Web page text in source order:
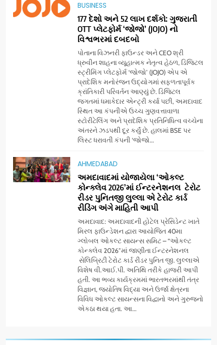
BUSINESS
177 દેશો અને 52 લાખ દર્શકો: ગુજરાતી
OTT પ્લેટફોર્મ ‘જોજો’ (JOJO) નો
વિશ્વભરમાં દબદબો
પોતાના વિઝનરી ફાઉન્ડર અને CEO શ્રી
ધ્રુવીન શાહના વ્યૂહાત્મક નેતૃત્વ હેઠળ, ડિજિટલ
સ્ટ્રીમિંગ પ્લેટફોર્મ ‘જોજો’ (JOJO) એપ એ
પ્રાદેશિક મનોરંજન ઉદ્યોગમાં સફળતાપૂર્વક
ક્રાંતિકારી પરિવર્તન આણ્યું છે. ડિજિટલ
જગતમાં ધમાકેદાર એન્ટ્રી કર્યા પછી, અમદાવાદ
સ્થિત આ કંપનીએ ઉચ્ચ ગુણવત્તાવાળા
સ્ટોરીટેલિંગ અને પ્રાદેશિક પ્રતિનિધિત્વ વચ્ચેના
અંતરને ઝડપથી દૂર કર્યું છે. હાલમાં BSE પર
લિસ્ટ ધરાવતી કંપની ‘જોજો...
AHMEDABAD
અમદાવાદમાં યોજાયેલા ‘ઓકલ્ટ
કોન્ક્લેવ 2026’માં ઈન્ટરનેશનલ ટેરોટ
રીડર પુનિતજી લુલ્લા એ ટેરોટ કાર્ડ
રીડિંગ અંગે માહિતી આપી
અમદાવાદ: અમદાવાદની હોટેલ પ્રેસિડેન્ટ ખાતે
મિરલ ફાઉન્ડેશન દ્વારા આયોજિત 40મા
ગ્લોબલ ઓકલ્ટ સાયન્સ સમિટ – “ઓકલ્ટ
કોન્ક્લેવ 2026″માં જાણીતા ઈન્ટરનેશનલ
સેલિબ્રિટી ટેરોટ કાર્ડ રીડર પુનિત જી. લુલ્લાએ
વિશેષ વી.આઈ.પી. અતિથિ તરીકે હાજરી આપી
હતી. આ ભવ્ય કાર્યક્રમમાં ભારતભરમાંથી તંત્ર
વિજ્ઞાન, જ્યોતિષ વિદ્યા અને ઉર્જા ક્ષેત્રના
વિવિધ ઓકલ્ટ સાયન્સના વિદ્વાનો અને ગુરુજનો
એકઠા થયા હતા. આ...
સેમસંગ વિશ્વ યુવા કૌશલ્ય
દિવસની ઉજવણી કરે છે, સેમસંગ
દોસ્ત કૌશલ્ય વિકાસ કાર્યક્રમના
30 ટોચના પ્રતિભાશાળી
વિદ્યાર્થીઓનું સન્માન કરે છે
BUSINESS CSR
આયુદા ઓર્ગેનિક્સ દ્વારા
ગુજરાતના 5 શહેરોમાં રિટેલ સ્ટોર્સ
અને ગીર ગાયના વૈદિક વલોણા ઘી-
દૂધની શુદ્ધ સેવાઓ સાથે વ્યાપક
વિસ્તરણ
BUSINESS
‘ગેટ સેટ ગો’ નું પાવર-પેક્ડ ટ્રેલર
મળશે
ENTERTAINMENT
અમદાવાદમાં ભારે વરસાદ વચ્ચે
ફિલ્મ ‘ગેટ સેટ ગો’ની ‘ટીમ
ચિરંજીવી’ માનવતાના કાર્ય માટે
આગળ આવી: ગુલબાઈ ટેકરાના
પ્રભાવિત પરિવારોને ફૂડ પેકેટ્સ
અને પીવાના પાણીનું વિતરણ કર્યું
AHMEDABAD CSR
ડો. મિતાલી નાગ (આર્ક ઇવેન્ટ્સ)
દ્વારા કિશોર કુમારની જન્મજયંતિ
નિમિત્તે સંગીતમય શ્રદ્ધાંજલિ
AHMEDABAD
ગુજરાતી OTT પ્લેટફોર્મ ‘જોજો’